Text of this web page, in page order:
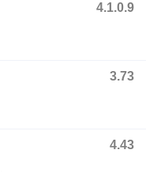
4.1.0.9
3.73
4.43